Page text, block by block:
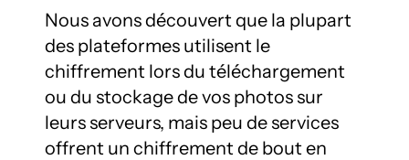
Nous avons découvert que la plupart
des plateformes utilisent le
chiffrement lors du téléchargement
ou du stockage de vos photos sur
leurs serveurs, mais peu de services
offrent un chiffrement de bout en